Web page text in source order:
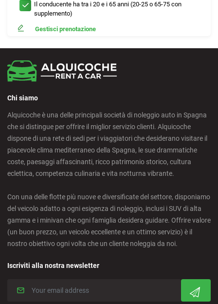
Il conducente ha tra i 20 e i 65 anni (20-25 o 65-75 con
supplemento)
Gestisci prenotazione
Chi siamo
Alquicoche è una delle principali società di noleggio auto in Spagna
che si distingue per offrire il miglior servizio clienti. Alquicoche
dispone di una rete di sedi per i viaggiatori che desiderano visitare il
piacevole clima mediterraneo della Spagna, le sue drammatiche
coste, paesaggi affascinanti, ricco patrimonio storico, cultura
eclettica, competenza culinaria e vita notturna vibrante.
Con una delle flotte più nuove e diversificate del settore, disponiamo
del veicolo adatto a ogni esigenza di noleggio, inclusi i SUV di alta
gamma e i minivan che ogni famiglia desidera guidare. Offrire valore
(un buon prezzo, un veicolo eccellente e un ottimo servizio) è il
nostro obiettivo ogni volta che un cliente noleggia da noi.
Iscriviti alla nostra newsletter